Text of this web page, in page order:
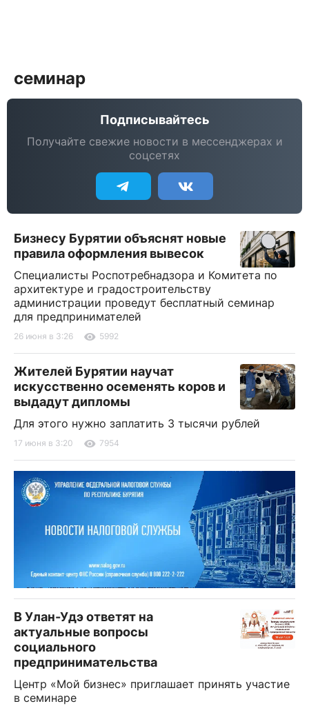
семинар
Подписывайтесь
Получайте свежие новости в мессенджерах и
соцсетях
Бизнесу Бурятии объяснят новые
правила оформления вывесок
Специалисты Роспотребнадзора и Комитета по
архитектуре и градостроительству
администрации проведут бесплатный семинар
для предпринимателей
26 июня в 3:26 5992
Жителей Бурятии научат
искусственно осеменять коров и
выдадут дипломы
Для этого нужно заплатить 3 тысячи рублей
17 июня в 3:20 7954
В Улан-Удэ ответят на
актуальные вопросы
социального
предпринимательства
Центр «Мой бизнес» приглашает принять участие
в семинаре